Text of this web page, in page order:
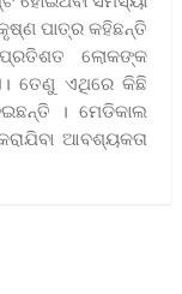
ପାତ୍ର କହିଛନ୍ତି
ଲୋକଙ୍କ
ତେଣୁ ଏଥିରେ କିଛି
। ମେଡିକାଲ
ଆବଶ୍ୟକତା